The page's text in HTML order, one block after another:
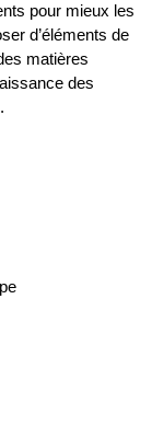
pour mieux les
d’éléments de
matières
des